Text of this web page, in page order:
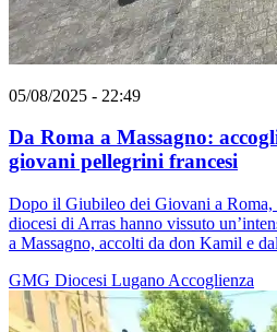
05/08/2025 - 22:49
Da Roma a Massagno:
giovani pellegrini francesi
Dopo il Giubileo dei Giovani a Roma,
diocesi di Arras hanno vissuto
a Massagno, accolti da don Kamil e
GMG Diocesi Lugano Accoglienza